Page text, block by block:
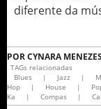
diferente da
PORCYNARA MENEZES
TAGs relacionadas
Blues
| Jazz |
Hop
| House |
Ka
| Compas |